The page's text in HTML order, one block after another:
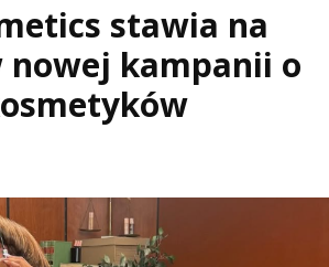
stawia na
nowej kampanii o